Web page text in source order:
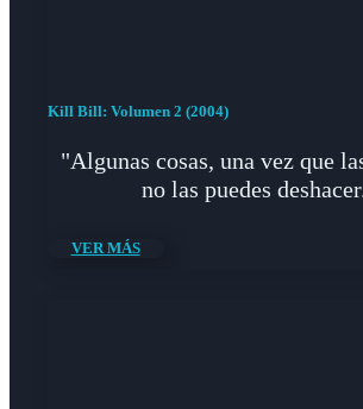
Kill Bill: Volumen 2 (2004)
"Algunas cosas, una vez que
no las puedes
VER MÁS